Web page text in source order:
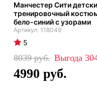
Манчестер Сити
тренировочный
бело-синий с узорами
118049
5
8039
4990